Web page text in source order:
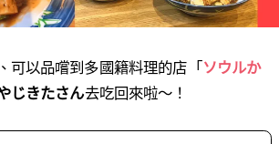
可以品嚐到多國籍料理的店「 ソウルか
じきたさん去吃回來啦〜！